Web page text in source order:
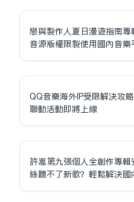
戀與製作人夏日漫遊指南
音源版權限制使用國內音樂
QQ音樂海外IP受限解決攻
聯動活動即將上線
許嵩第九張個人全創作專
絲聽不了新歌？輕鬆解決國